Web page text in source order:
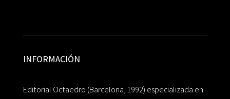
INFORMACIÓN
Editorial Octaedro (Barcelona, 1992) especializada en